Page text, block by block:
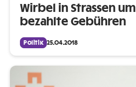
Wirbel in Strassen
bezahlte Gebühren
Politik 25.04.2018